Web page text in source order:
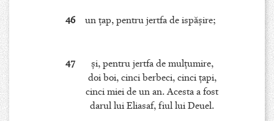
46 un ţap, pentru jertfa de ispăşire;
47
şi, pentru jertfa de mulţumire,
doi boi, cinci berbeci, cinci ţapi,
cinci miei de un an. Acesta a fost
darul lui Eliasaf, fiul lui Deuel.